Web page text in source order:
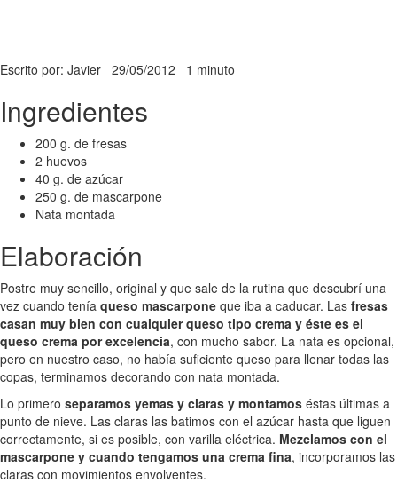
Escrito por: Javier 29/05/2012 1 minuto
Ingredientes
200 g. de fresas
2 huevos
40 g. de azúcar
250 g. de mascarpone
Nata montada
Elaboración
Postre muy sencillo, original y que sale de la rutina que descubrí una
vez cuando tenía queso mascarpone que iba a caducar. Las fresas
casan muy bien con cualquier queso tipo crema y éste es el
queso crema por excelencia, con mucho sabor. La nata es opcional,
pero en nuestro caso, no había suficiente queso para llenar todas las
copas, terminamos decorando con nata montada.
Lo primero separamos yemas y claras y montamos éstas últimas a
punto de nieve. Las claras las batimos con el azúcar hasta que liguen
correctamente, si es posible, con varilla eléctrica. Mezclamos con el
mascarpone y cuando tengamos una crema fina, incorporamos las
claras con movimientos envolventes.